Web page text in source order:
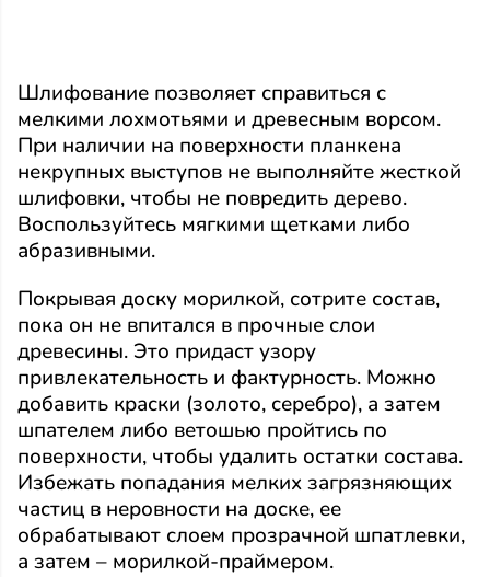
Шлифование позволяет справиться с
мелкими лохмотьями и древесным ворсом.
При наличии на поверхности планкена
некрупных выступов не выполняйте жесткой
шлифовки, чтобы не повредить дерево.
Воспользуйтесь мягкими щетками либо
абразивными.
Покрывая доску морилкой, сотрите состав,
пока он не впитался в прочные слои
древесины. Это придаст узору
привлекательность и фактурность. Можно
добавить краски (золото, серебро), а затем
шпателем либо ветошью пройтись по
поверхности, чтобы удалить остатки состава.
Избежать попадания мелких загрязняющих
частиц в неровности на доске, ее
обрабатывают слоем прозрачной шпатлевки,
а затем – морилкой-праймером.